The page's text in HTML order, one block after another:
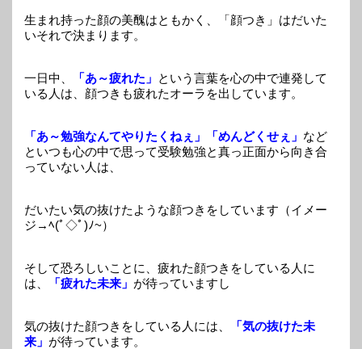
生まれ持った顔の美醜はともかく、「顔つき」はだいた
いそれで決まります。
一日中、 「あ～疲れた」 という言葉を心の中で連発して
いる人は、顔つきも疲れたオーラを出しています。
「あ～勉強なんてやりたくねぇ」「めんどくせぇ」 など
といつも心の中で思って受験勉強と真っ正面から向き合
っていない人は、
だいたい気の抜けたような顔つきをしています（イメー
ジ→ﾍ(ﾟ◇ﾟ)ﾉ~）
そして恐ろしいことに、疲れた顔つきをしている人に
は、
「疲れた未来」 が待っていますし
気の抜けた顔つきをしている人には、
「気の抜けた未
来」 が待っています。